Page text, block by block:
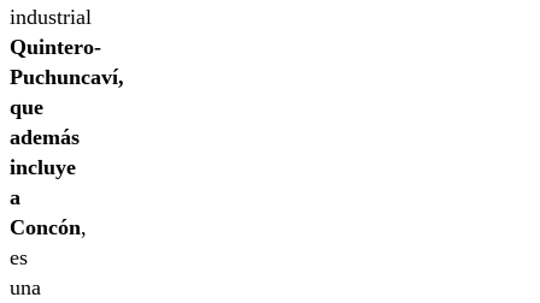
industrial
Quintero-
Puchuncaví,
que
además
incluye
a
Concón,
es
una